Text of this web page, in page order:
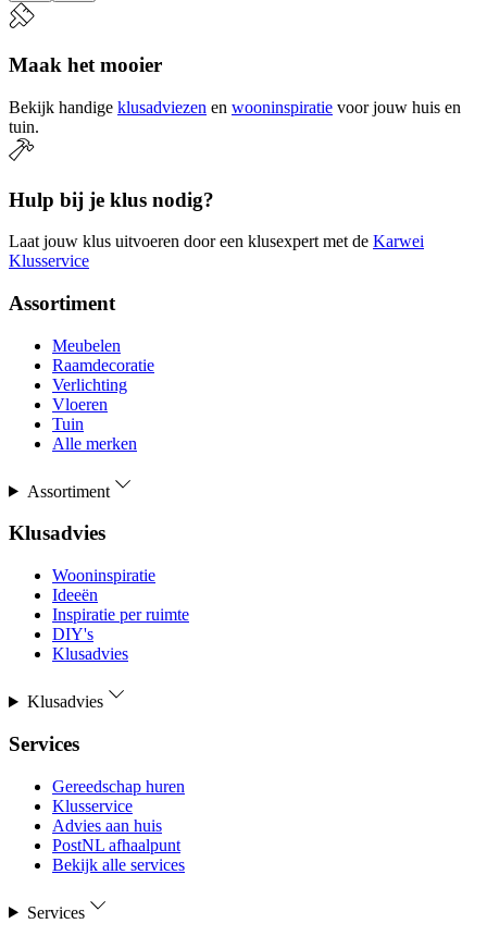
Maak het mooier
Bekijk handige klusadviezen en wooninspiratie voor jouw huis en
tuin.
Hulp bij je klus nodig?
Laat jouw klus uitvoeren door een klusexpert met de Karwei
Klusservice
Assortiment
Meubelen
Raamdecoratie
Verlichting
Vloeren
Tuin
Alle merken
Assortiment
Klusadvies
Wooninspiratie
Ideeën
Inspiratie per ruimte
DIY's
Klusadvies
Klusadvies
Services
Gereedschap huren
Klusservice
Advies aan huis
PostNL afhaalpunt
Bekijk alle services
Services